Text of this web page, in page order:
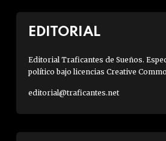
EDITORIAL
Editorial Traficantes de Sueños.
político bajo licencias Creative
editorial@traficantes.net